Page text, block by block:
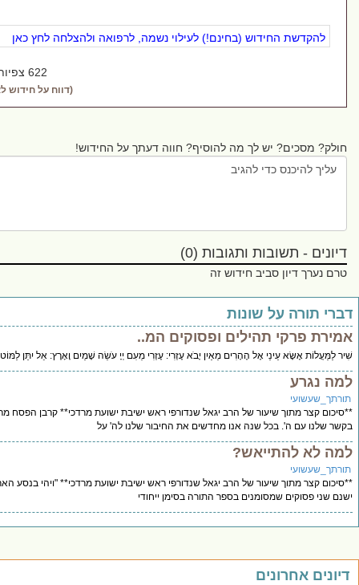
(בחינם!) לעילוי נשמה, לרפואה ולהצלחה לחץ כאן
(דווח על חידוש לא ראוי)
יש לך מה להוסיף? חווה דעתך על החידוש!
ותגובות (0)
סביב חידוש זה
על שונות
תהילים ופסוקים המ..
אֶל הֶהָרִים מֵאַיִן יָבֹא עֶזְרִי: עֶזְרִי מֵעִם יְיָ עֹשֵׂה שָׁמַיִם וָאָרֶץ: אַל יִתֵּן לַמּוֹט רַגְלֶךָ אַל יָנ
שיעור של הרב יגאל שנדורפי ראש ישיבת ישועת מרדכי** קרבן הפסח מרכזי מאוד
בכל שנה אנו מחדשים את החיבור שלנו לה' על
שיעור של הרב יגאל שנדורפי ראש ישיבת ישועת מרדכי** "ויהי בנסע הארון" בפרשתנו
שמסומנים בספר התורה בסימן ייחודי